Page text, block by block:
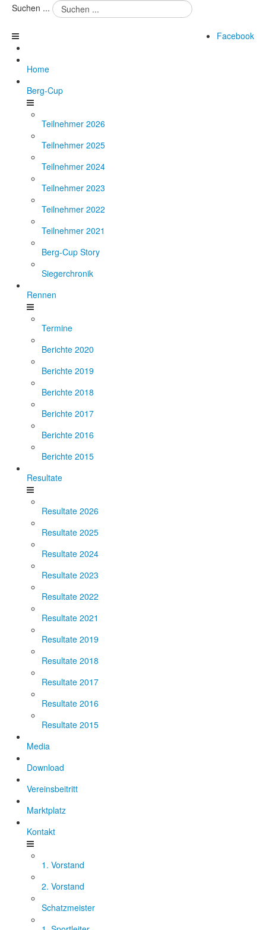
Suchen ...
Facebook
Home
Berg-Cup
Teilnehmer 2026
Teilnehmer 2025
Teilnehmer 2024
Teilnehmer 2023
Teilnehmer 2022
Teilnehmer 2021
Berg-Cup Story
Siegerchronik
Rennen
Termine
Berichte 2020
Berichte 2019
Berichte 2018
Berichte 2017
Berichte 2016
Berichte 2015
Resultate
Resultate 2026
Resultate 2025
Resultate 2024
Resultate 2023
Resultate 2022
Resultate 2021
Resultate 2019
Resultate 2018
Resultate 2017
Resultate 2016
Resultate 2015
Media
Download
Vereinsbeitritt
Marktplatz
Kontakt
1. Vorstand
2. Vorstand
Schatzmeister